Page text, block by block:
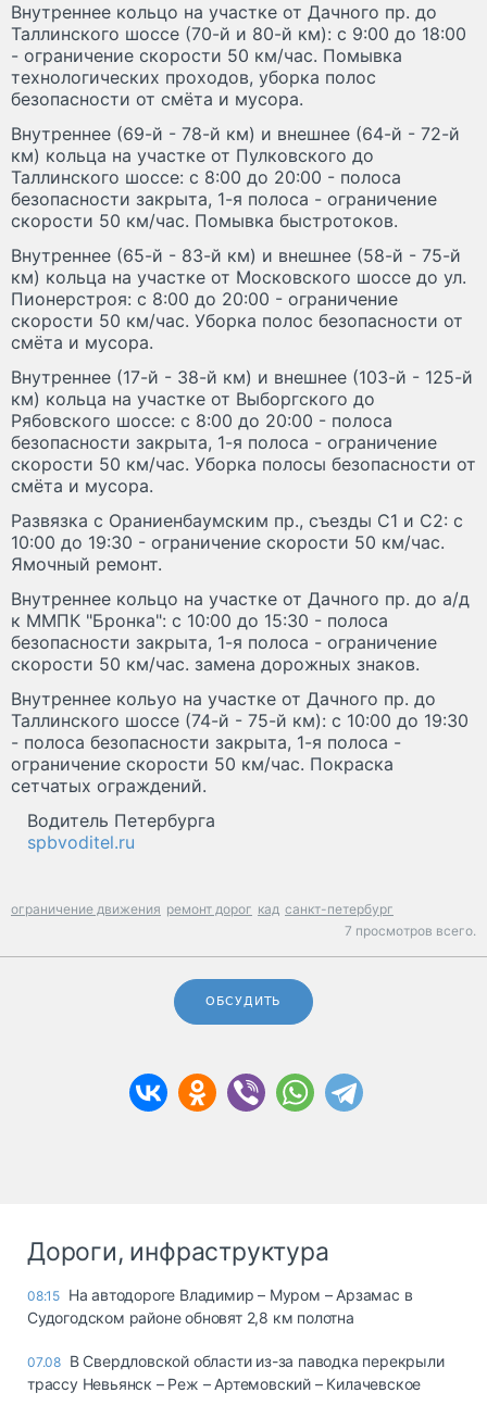
Внутреннее кольцо на участке от Дачного пр. до
Таллинского шоссе (70-й и 80-й км): с 9:00 до 18:00
- ограничение скорости 50 км/час. Помывка
технологических проходов, уборка полос
безопасности от смёта и мусора.
Внутреннее (69-й - 78-й км) и внешнее (64-й - 72-й
км) кольца на участке от Пулковского до
Таллинского шоссе: с 8:00 до 20:00 - полоса
безопасности закрыта, 1-я полоса - ограничение
скорости 50 км/час. Помывка быстротоков.
Внутреннее (65-й - 83-й км) и внешнее (58-й - 75-й
км) кольца на участке от Московского шоссе до ул.
Пионерстроя: с 8:00 до 20:00 - ограничение
скорости 50 км/час. Уборка полос безопасности от
смёта и мусора.
Внутреннее (17-й - 38-й км) и внешнее (103-й - 125-й
км) кольца на участке от Выборгского до
Рябовского шоссе: с 8:00 до 20:00 - полоса
безопасности закрыта, 1-я полоса - ограничение
скорости 50 км/час. Уборка полосы безопасности от
смёта и мусора.
Развязка с Ораниенбаумским пр., съезды С1 и С2: с
10:00 до 19:30 - ограничение скорости 50 км/час.
Ямочный ремонт.
Внутреннее кольцо на участке от Дачного пр. до а/д
к ММПК "Бронка": с 10:00 до 15:30 - полоса
безопасности закрыта, 1-я полоса - ограничение
скорости 50 км/час. замена дорожных знаков.
Внутреннее кольуо на участке от Дачного пр. до
Таллинского шоссе (74-й - 75-й км): с 10:00 до 19:30
- полоса безопасности закрыта, 1-я полоса -
ограничение скорости 50 км/час. Покраска
сетчатых ограждений.
Водитель Петербурга
spbvoditel.ru
ограничение движения ремонт дорог кад санкт-петербург
7 просмотров всего.
ОБСУДИТЬ
Дороги, инфраструктура
08:15 На автодороге Владимир – Муром – Арзамас в
Судогодском районе обновят 2,8 км полотна
07.08 В Свердловской области из-за паводка перекрыли
трассу Невьянск – Реж – Артемовский – Килачевское